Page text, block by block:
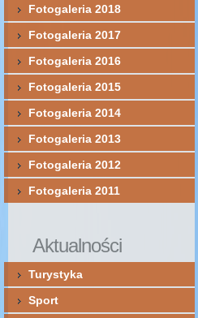
Fotogaleria 2018
Fotogaleria 2017
Fotogaleria 2016
Fotogaleria 2015
Fotogaleria 2014
Fotogaleria 2013
Fotogaleria 2012
Fotogaleria 2011
Aktualności
Turystyka
Sport